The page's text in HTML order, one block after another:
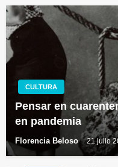
CULTURA
Pensar en
en pandemia
Florencia Beloso 21 julio